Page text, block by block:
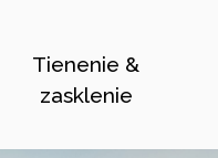
Tienenie &
zasklenie